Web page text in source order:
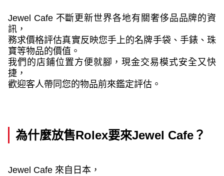
Jewel Cafe 不斷更新世界各地有關奢侈品品牌的資
訊，
務求價格評估真實反映您手上的名牌手袋、手錶、珠
寶等物品的價值。
我們的店鋪位置方便就腳，現金交易模式安全又快
捷，
歡迎客人帶同您的物品前來鑑定評估。
為什麼放售Rolex要來Jewel Cafe？
Jewel Cafe 來自日本，